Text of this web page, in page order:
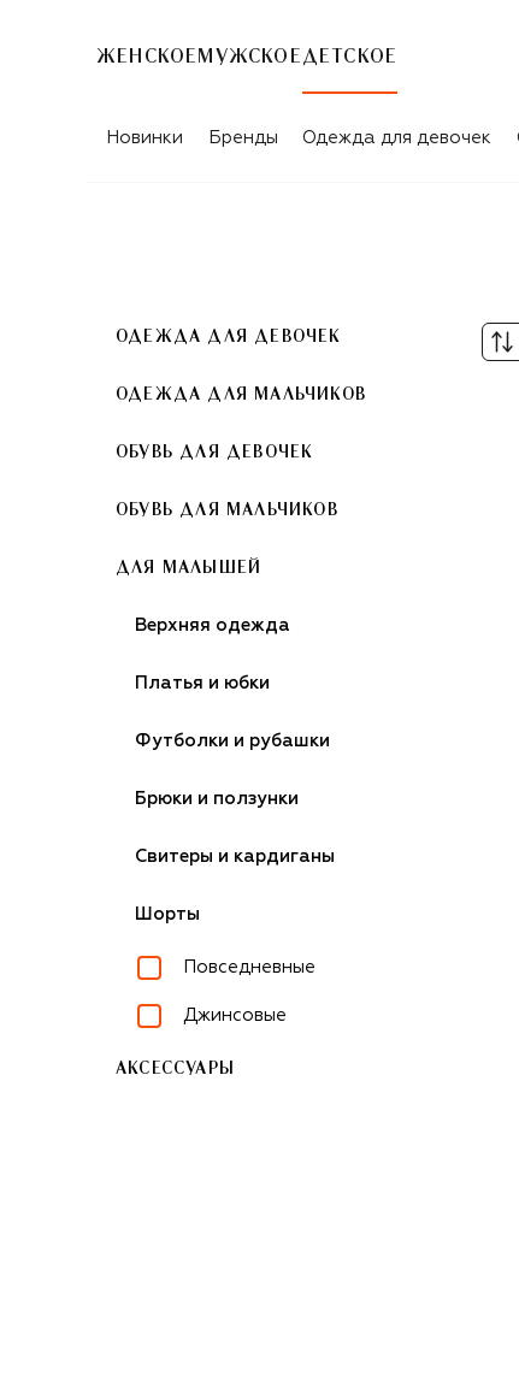
ЖЕНСКОЕ МУЖСКОЕ ДЕТСКОЕ
ШОРТЫ ДЛЯ НОВОРОЖДЕННЫХ
Новинки Бренды Одежда для девочек
ОДЕЖДА ДЛЯ ДЕВОЧЕК
ОДЕЖДА ДЛЯ МАЛЬЧИКОВ
ОБУВЬ ДЛЯ ДЕВОЧЕК
ОБУВЬ ДЛЯ МАЛЬЧИКОВ
ДЛЯ МАЛЫШЕЙ
Верхняя одежда
Платья и юбки
Футболки и рубашки
Брюки и ползунки
Свитеры и кардиганы
Шорты
Повседневные
Джинсовые
АКСЕССУАРЫ